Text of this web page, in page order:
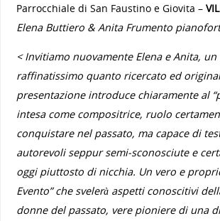
Parrocchiale di San Faustino e Giovita –
Elena Buttiero & Anita Frumento
< Invitiamo nuovamente Elena e Anita,
raffinatissimo quanto ricercato ed
presentazione introduce chiaramente al
intesa come compositrice, ruolo
conquistare nel passato, ma capace di
autorevoli seppur semi-sconosciute e
oggi piuttosto di nicchia. Un vero e
Evento” che svelerà aspetti conoscitivi
donne del passato, vere pioniere di una